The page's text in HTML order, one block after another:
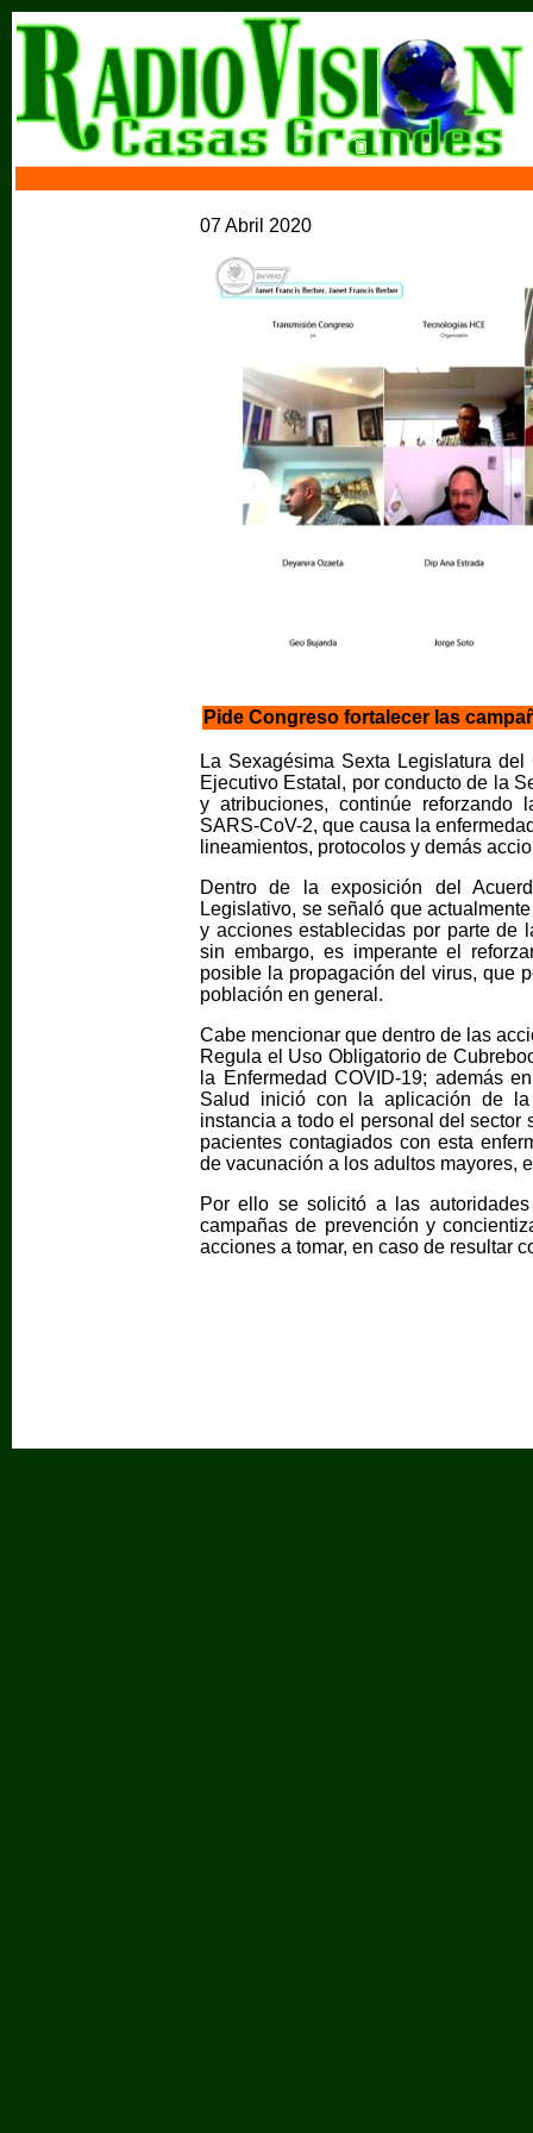
07 Abril 2020
Pide Congreso fortalecer las
La Sexagésima Sexta Legislatura
Ejecutivo Estatal, por conducto de la
y atribuciones, continúe reforzando
SARS-CoV-2, que causa la
lineamientos, protocolos y demás
Dentro de la exposición del
Legislativo, se señaló que
y acciones establecidas por parte de
sin embargo, es imperante el
posible la propagación del virus, que
población en general.
Cabe mencionar que dentro de las
Regula el Uso Obligatorio de
la Enfermedad COVID-19; además
Salud inició con la aplicación de la
instancia a todo el personal del sector
pacientes contagiados con esta
de vacunación a los adultos mayores,
Por ello se solicitó a las
campañas de prevención y
acciones a tomar, en caso de resultar